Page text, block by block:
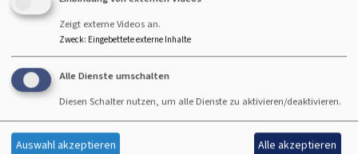
Pfarrer Simon Meyer
begleitet und berät die Gemeinden und Stellen der
Westregion in Entwicklungsprozessen für die regionale
Zeigt externe Videos an.
Zweck: Eingebettete externe Inhalte
Alle Dienste umschalten
Diesen Schalter nutzen, um alle Dienste zu aktivieren/deaktivieren.
Auswahl akzeptieren Alle akzeptieren